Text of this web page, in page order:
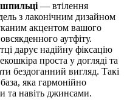
— втілення
з лаконічним дизайном
акцентом вашого
аутфіту.
дарує надійну фіксацію
проста у догляді та
бездоганний вигляд. Такі
яка гармонійно
та навіть джинсами.